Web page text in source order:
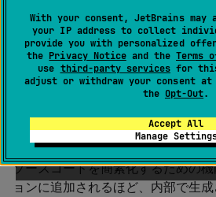
With your consent, JetBrains may
your IP address to collect
provide you with personalized
the Privacy Noticeand the Terms
use third-party servicesfor this
adjust or withdraw your consent
the Opt-Out.
Accept All
Manage
ReSharper | ウィンドウ| IL ビュ
ショートカットを割り当てるに
ョン | 環境 | キーボードに移動し
ソースコードを簡素化するための
ョンに追加されるほど、内部で生